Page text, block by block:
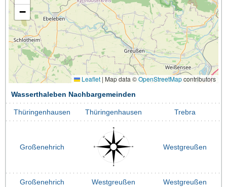
−
Leaflet | Map data ©OpenStreetMapcontributors
Wasserthaleben Nachbargemeinden
Thüringenhausen Thüringenhausen Trebra
Großenehrich Westgreußen
Großenehrich Westgreußen Westgreußen